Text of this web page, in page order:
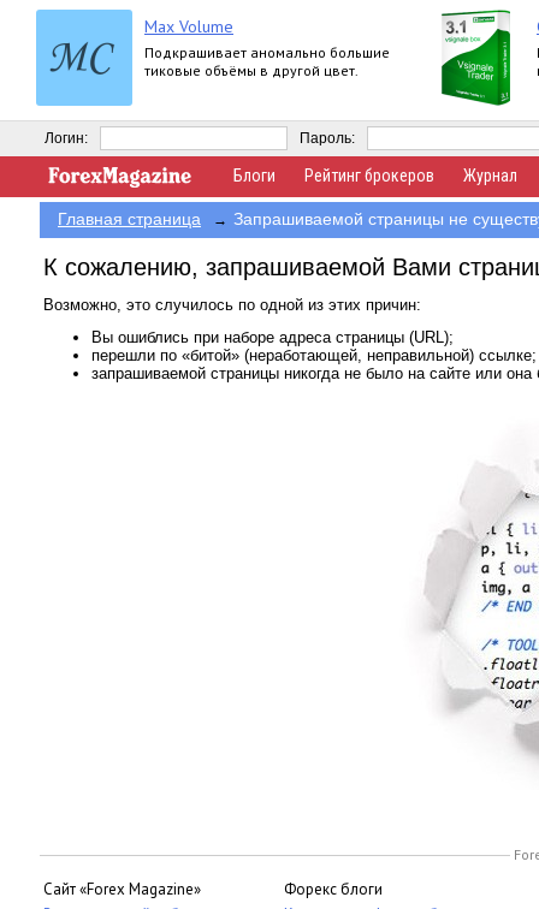
Max Volume
Подкрашивает аномально большие
тиковые объёмы в другой цвет.
Логин: Пароль:
Блоги Рейтинг брокеров Журнал
Главная страница → Запрашиваемой страницы не
К сожалению, запрашиваемой Вами
Возможно, это случилось по одной из этих причин:
Вы ошиблись при наборе адреса страницы (URL);
перешли по «битой» (неработающей, неправильной) ссылке;
запрашиваемой страницы никогда не было на сайте или
Сайт «Forex Magazine»
Форекс блоги